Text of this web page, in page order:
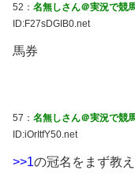
52： 名無しさん＠実況で競
ID:F27sDGIB0.net
馬券
57： 名無しさん＠実況で競
ID:iOrItfY50.net
>>1の冠名をまず教